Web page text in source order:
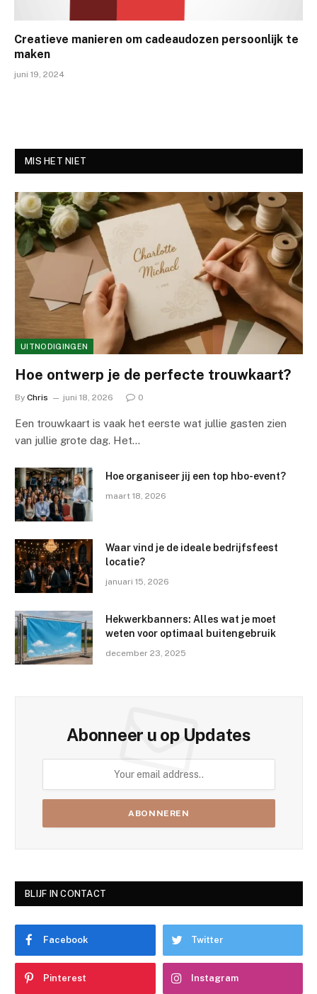
Creatieve manieren om cadeaudozen persoonlijk te
maken
juni 19, 2024
MIS HET NIET
UITNODIGINGEN
Hoe ontwerp je de perfecte trouwkaart?
By Chris juni 18, 2026 0
Een trouwkaart is vaak het eerste wat jullie gasten zien
van jullie grote dag. Het…
Hoe organiseer jij een top hbo-event?
maart 18, 2026
Waar vind je de ideale bedrijfsfeest
locatie?
januari 15, 2026
Hekwerkbanners: Alles wat je moet
weten voor optimaal buitengebruik
december 23, 2025
Abonneer u op Updates
BLIJF IN CONTACT
Facebook Twitter
Pinterest Instagram